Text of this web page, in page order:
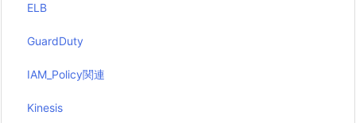
ELB
GuardDuty
IAM_Policy関連
Kinesis